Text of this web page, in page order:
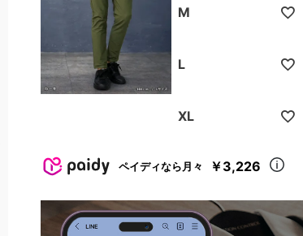
M
L
XL
ペイディなら月々 ￥3,226